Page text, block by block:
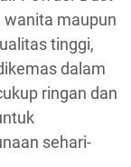
wanita maupun
tinggi,
dalam
ringan dan
sehari-